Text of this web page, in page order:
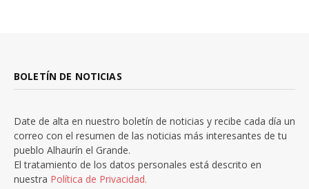
BOLETÍN DE NOTICIAS
Date de alta en nuestro boletín de noticias y recibe cada día un
correo con el resumen de las noticias más interesantes de tu
pueblo Alhaurín el Grande.
El tratamiento de los datos personales está descrito en
nuestra Política de Privacidad.